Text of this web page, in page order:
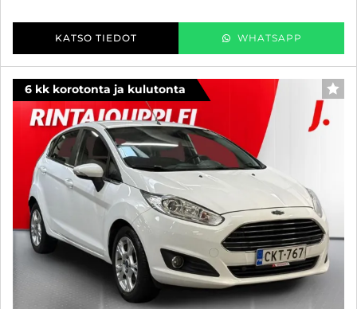
KATSO TIEDOT WHATSAPP
6 kk korotonta ja kulutonta